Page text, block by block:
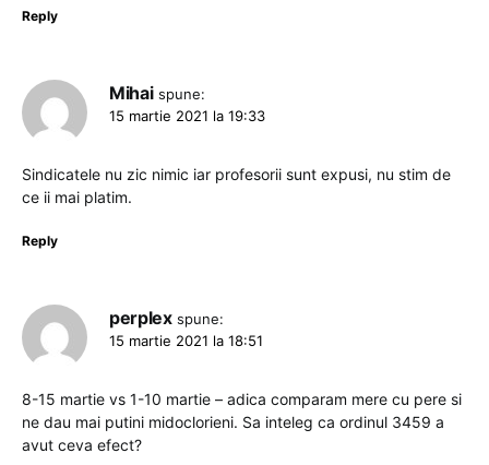
Reply
Mihai spune:
15 martie 2021 la 19:33
Sindicatele nu zic nimic iar profesorii sunt expusi, nu stim de
ce ii mai platim.
Reply
perplex spune:
15 martie 2021 la 18:51
8-15 martie vs 1-10 martie – adica comparam mere cu pere si
ne dau mai putini midoclorieni. Sa inteleg ca ordinul 3459 a
avut ceva efect?